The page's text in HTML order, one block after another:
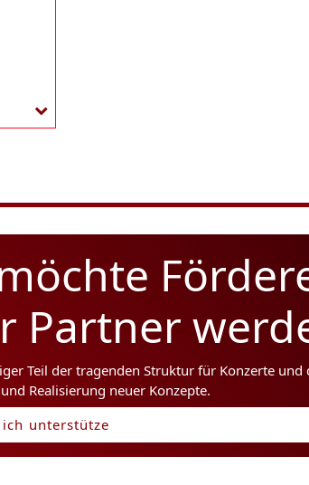
Partner
Teil der tragenden Struktur für Konzerte und
Realisierung neuer Konzepte.
ich unterstütze